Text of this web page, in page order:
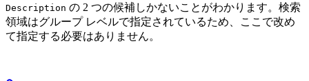
Description の 2 つの候補しかないことがわかります。検索
領域はグループ レベルで指定されているため、ここで改め
て指定する必要はありません。